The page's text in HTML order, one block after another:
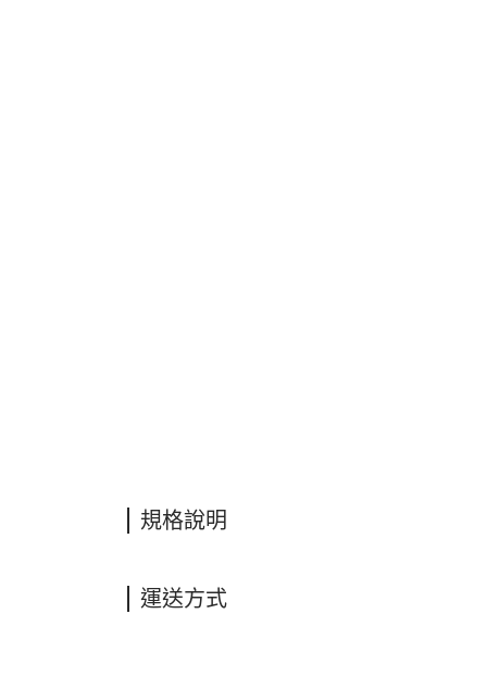
規格說明
運送方式